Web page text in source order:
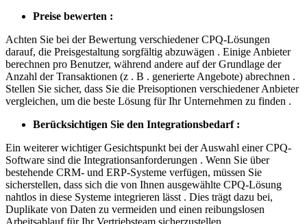
Preise bewerten :
Achten Sie bei der Bewertung verschiedener CPQ-Lösungen
darauf, die Preisgestaltung sorgfältig abzuwägen . Einige Anbieter
berechnen pro Benutzer, während andere auf der Grundlage der
Anzahl der Transaktionen (z . B . generierte Angebote) abrechnen .
Stellen Sie sicher, dass Sie die Preisoptionen verschiedener Anbieter
vergleichen, um die beste Lösung für Ihr Unternehmen zu finden .
Berücksichtigen Sie den Integrationsbedarf :
Ein weiterer wichtiger Gesichtspunkt bei der Auswahl einer CPQ-
Software sind die Integrationsanforderungen . Wenn Sie über
bestehende CRM- und ERP-Systeme verfügen, müssen Sie
sicherstellen, dass sich die von Ihnen ausgewählte CPQ-Lösung
nahtlos in diese Systeme integrieren lässt . Dies trägt dazu bei,
Duplikate von Daten zu vermeiden und einen reibungslosen